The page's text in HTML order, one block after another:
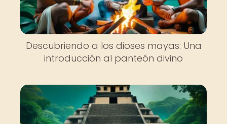
Descubriendo a los dioses mayas: Una
introducción al panteón divino